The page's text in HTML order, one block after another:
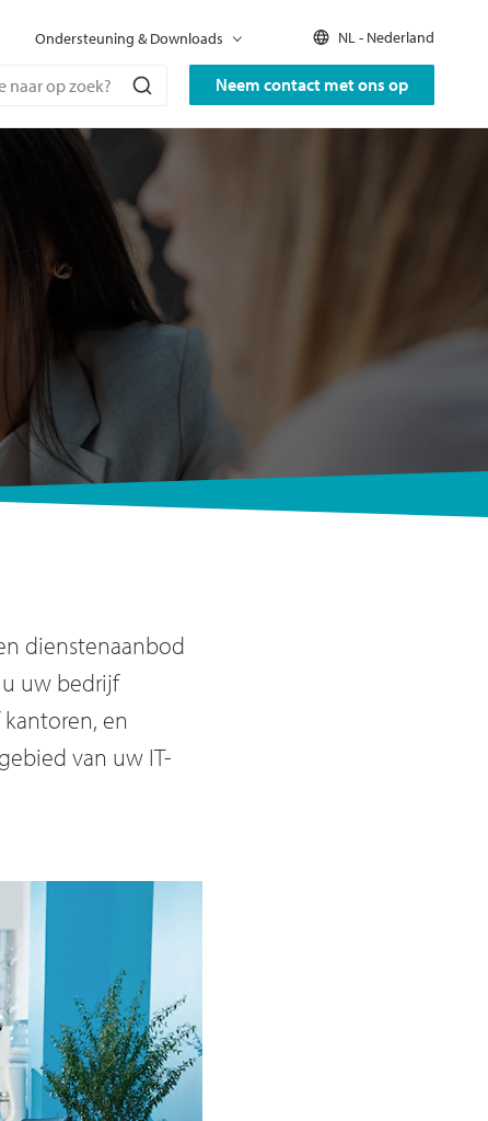
Neem contact met ons op
Ondersteuning & Downloads NL - Nederland
dienstenaanbod
uw bedrijf
en
van uw IT-